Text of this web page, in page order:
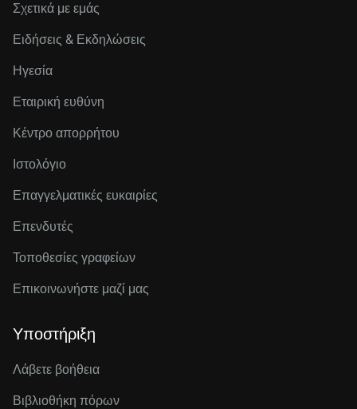
Σχετικά με εμάς
Ειδήσεις & Εκδηλώσεις
Ηγεσία
Εταιρική ευθύνη
Κέντρο απορρήτου
Ιστολόγιο
Επαγγελματικές ευκαιρίες
Επενδυτές
Τοποθεσίες γραφείων
Επικοινωνήστε μαζί μας
Υποστήριξη
Λάβετε βοήθεια
Βιβλιοθήκη πόρων